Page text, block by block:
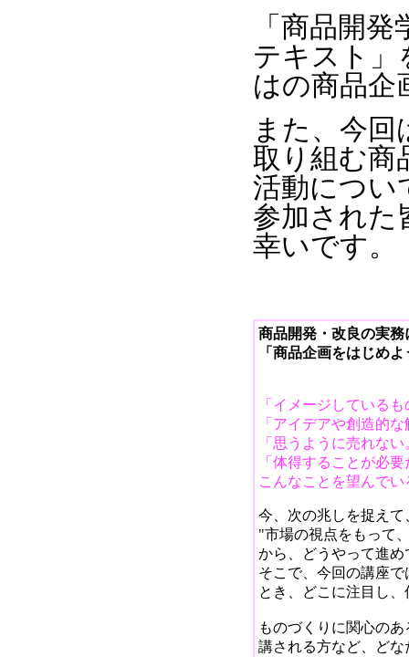
「商品開
テキスト」
はの商品企
また、今
取り組む商
活動につい
参加された
幸いです。
商品開発・改良の実務
「商品企画をはじめ
「イメージしている
「アイデアや創造的
「思うように売れな
「体得することが必
こんなことを望んで
今、次の兆しを捉え
"市場の視点をもって
から、どうやって進
そこで、今回の講座
とき、どこに注目し
ものづくりに関心の
講される方など、ど